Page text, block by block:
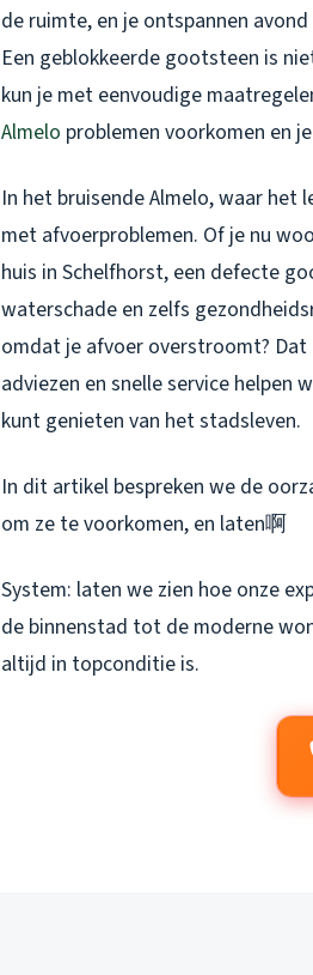
de ruimte, en je ontspannen
Een geblokkeerde gootsteen is
kun je met eenvoudige
Almelo problemen voorkomen en
In het bruisende Almelo, waar het
met afvoerproblemen. Of je nu
huis in Schelfhorst, een defecte
waterschade en zelfs
omdat je afvoer overstroomt?
adviezen en snelle service helpen
kunt genieten van het stadsleven.
In dit artikel bespreken we de
om ze te voorkomen, en laten啊
System: laten we zien hoe onze
de binnenstad tot de moderne
altijd in topconditie is.